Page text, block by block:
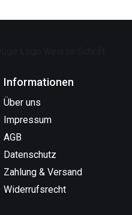
Informationen
Über uns
Impressum
AGB
Datenschutz
Zahlung & Versand
Widerrufsrecht